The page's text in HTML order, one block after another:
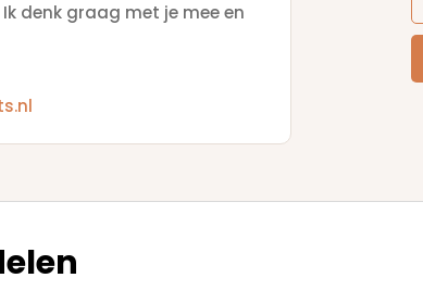
denk graag met je mee en